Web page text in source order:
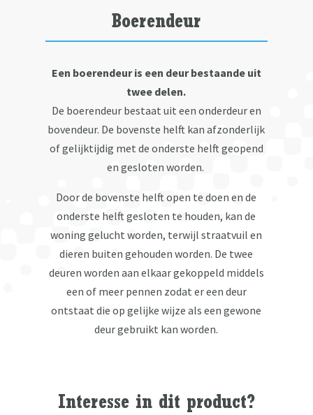
Boerendeur
Een boerendeur is een deur bestaande uit
twee delen.
De boerendeur bestaat uit een onderdeur en
bovendeur. De bovenste helft kan afzonderlijk
of gelijktijdig met de onderste helft geopend
en gesloten worden.
Door de bovenste helft open te doen en de
onderste helft gesloten te houden, kan de
woning gelucht worden, terwijl straatvuil en
dieren buiten gehouden worden. De twee
deuren worden aan elkaar gekoppeld middels
een of meer pennen zodat er een deur
ontstaat die op gelijke wijze als een gewone
deur gebruikt kan worden.
Interesse in dit product?